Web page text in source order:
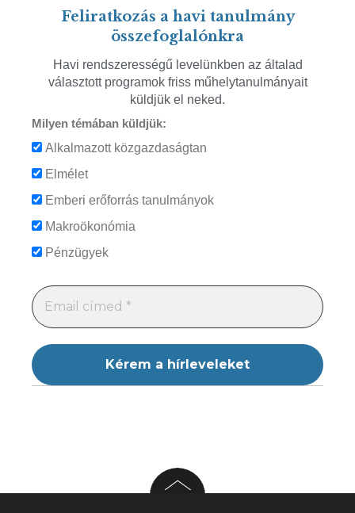
Feliratkozás a havi tanulmány
összefoglalónkra
Havi rendszerességű levelünkben az általad
választott programok friss műhelytanulmányait
küldjük el neked.
Milyen témában küldjük:
Alkalmazott közgazdaságtan
Elmélet
Emberi erőforrás tanulmányok
Makroökonómia
Pénzügyek